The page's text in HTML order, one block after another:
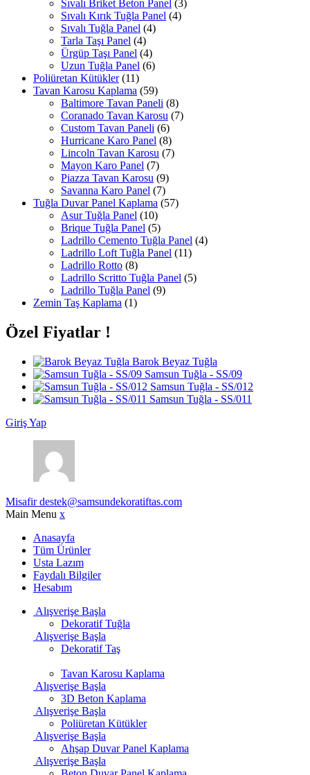
Sıvalı Briket Beton Panel (3)
Sıvalı Kırık Tuğla Panel (4)
Sıvalı Tuğla Panel (4)
Tarla Taşı Panel (4)
Ürgüp Taşı Panel (4)
Uzun Tuğla Panel (6)
Poliüretan Kütükler (11)
Tavan Karosu Kaplama (59)
Baltimore Tavan Paneli (8)
Coranado Tavan Karosu (7)
Custom Tavan Paneli (6)
Hurricane Karo Panel (8)
Lincoln Tavan Karosu (7)
Mayon Karo Panel (7)
Piazza Tavan Karosu (9)
Savanna Karo Panel (7)
Tuğla Duvar Panel Kaplama (57)
Asur Tuğla Panel (10)
Brique Tuğla Panel (5)
Ladrillo Cemento Tuğla Panel (4)
Ladrillo Loft Tuğla Panel (11)
Ladrillo Rotto (8)
Ladrillo Scritto Tuğla Panel (5)
Ladrillo Tuğla Panel (9)
Zemin Taş Kaplama (1)
Özel Fiyatlar !
Barok Beyaz Tuğla
Samsun Tuğla - SS/09
Samsun Tuğla - SS/012
Samsun Tuğla - SS/011
Giriş Yap
Misafirdestek@samsundekoratiftas.com
Main Menu x
Anasayfa
Tüm Ürünler
Usta Lazım
Faydalı Bilgiler
Hesabım
Alışverişe Başla
Dekoratif Tuğla
Alışverişe Başla
Dekoratif Taş
Tavan Karosu Kaplama
Alışverişe Başla
3D Beton Kaplama
Alışverişe Başla
Poliüretan Kütükler
Alışverişe Başla
Ahşap Duvar Panel Kaplama
Alışverişe Başla